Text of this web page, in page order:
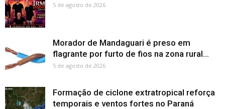
5 de agosto de 2026
Morador de Mandaguari é preso em
flagrante por furto de fios na zona rural...
5 de agosto de 2026
Formação de ciclone extratropical reforça
temporais e ventos fortes no Paraná